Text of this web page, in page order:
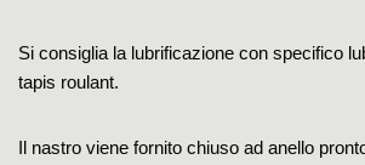
Si consiglia la lubrificazione con specifico
tapis roulant.
Il nastro viene fornito chiuso ad anello